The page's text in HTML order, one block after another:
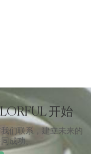
开始
们联系，建立未来的
成功。